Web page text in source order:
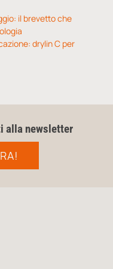
il brevetto che
drylin C per
alla newsletter